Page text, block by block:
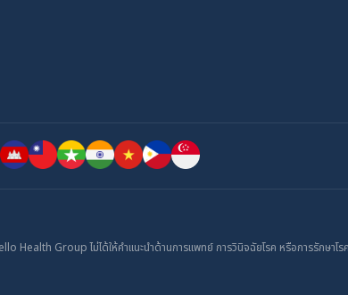
Group ไม่ได้ให้คำแนะนำด้านการแพทย์ การวินิจฉัยโรค หรือการรักษาโร